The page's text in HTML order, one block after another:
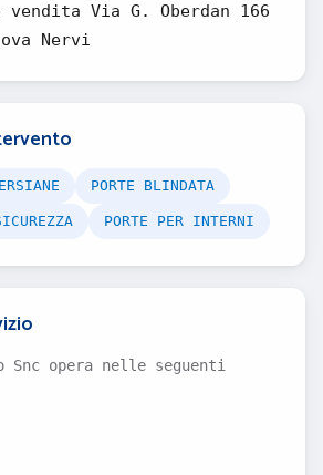
vendita Via G. Oberdan 166
Nervi
PORTE BLINDATA
PORTE PER INTERNI
opera nelle seguenti